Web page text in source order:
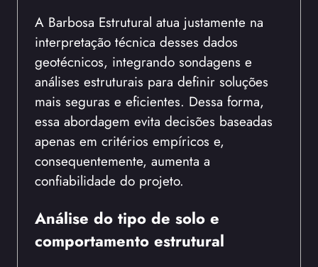
A Barbosa Estrutural atua justamente na
interpretação técnica desses dados
geotécnicos, integrando sondagens e
análises estruturais para definir soluções
mais seguras e eficientes. Dessa forma,
essa abordagem evita decisões baseadas
apenas em critérios empíricos e,
consequentemente, aumenta a
confiabilidade do projeto.
Análise do tipo de solo e
comportamento estrutural